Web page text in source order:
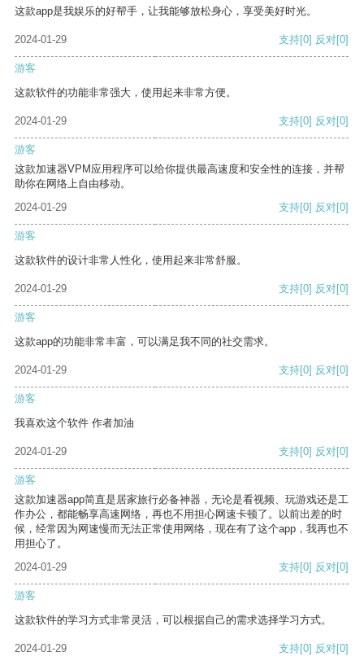
这款app是我娱乐的好帮手，让我能够放松身心，享受美好时光。
2024-01-29 支持[0] 反对[0]
游客
这款软件的功能非常强大，使用起来非常方便。
2024-01-29 支持[0] 反对[0]
游客
这款加速器VPM应用程序可以给你提供最高速度和安全性的连接，并帮
助你在网络上自由移动。
2024-01-29
支持[0] 反对[0]
游客
这款软件的设计非常人性化，使用起来非常舒服。
2024-01-29 支持[0] 反对[0]
游客
这款app的功能非常丰富，可以满足我不同的社交需求。
2024-01-29 支持[0] 反对[0]
游客
我喜欢这个软件 作者加油
2024-01-29 支持[0] 反对[0]
游客
这款加速器app简直是居家旅行必备神器，无论是看视频、玩游戏还是工
作办公，都能畅享高速网络，再也不用担心网速卡顿了。以前出差的时
候，经常因为网速慢而无法正常使用网络，现在有了这个app，我再也不
用担心了。
2024-01-29
支持[0] 反对[0]
游客
这款软件的学习方式非常灵活，可以根据自己的需求选择学习方式。
2024-01-29 支持[0] 反对[0]